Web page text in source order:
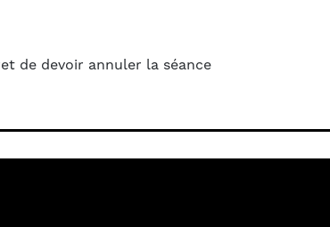
de devoir annuler la séance